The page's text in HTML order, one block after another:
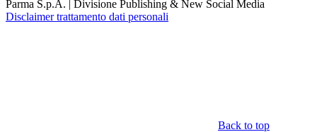
Parma S.p.A. | Divisione Publishing & New Social Media
Disclaimer trattamento dati personali
Back to top